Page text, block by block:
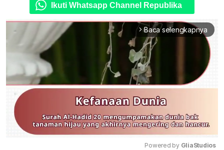
Ikuti Whatsapp Channel Republika
arrow_forward_ios Baca selengkapnya
Powered by GliaStudios